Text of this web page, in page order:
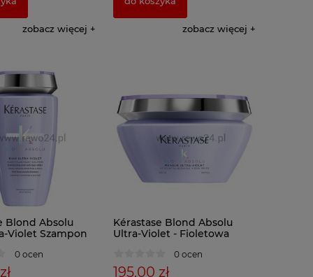
zobacz więcej zobacz więcej
Blond Absolu
Violet Szampon
0 ocen
Kérastase Blond Absolu
Ultra-Violet - Fioletowa
0 ocen
195,00 zł